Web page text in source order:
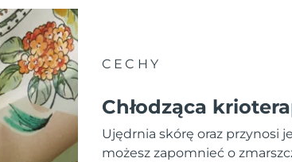
CECHY
Chłodząca
Ujędrnia skórę oraz przynosi
możesz zapomnieć o